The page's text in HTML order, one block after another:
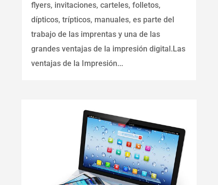
flyers, invitaciones, carteles, folletos,
dípticos, trípticos, manuales, es parte del
trabajo de las imprentas y una de las
grandes ventajas de la impresión digital.Las
ventajas de la Impresión...